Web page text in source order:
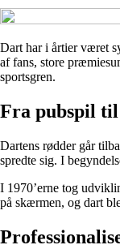
Dart har i årtier været
af fans, store
sportsgren.
Fra pubspil
Dartens rødder går
spredte sig. I
I 1970’erne tog
på skærmen, og dart